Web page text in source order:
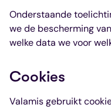
Onderstaande
we de bescherming
welke data we voor
Cookies
Valamis gebruikt